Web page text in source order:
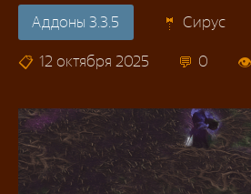
Аддоны 3.3.5 Сирус
12 октября 2025 0